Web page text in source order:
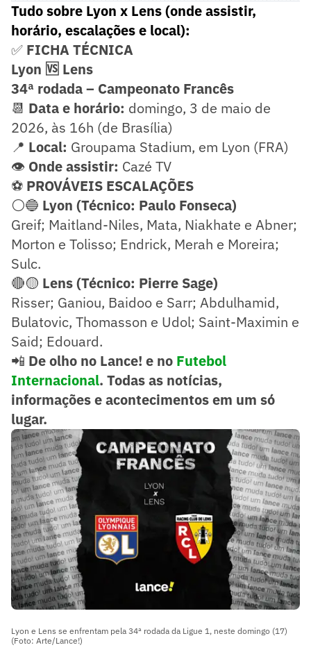
Tudo sobre Lyon x Lens (onde assistir,
horário, escalações e local):
✅ FICHA TÉCNICA
Lyon 🆚 Lens
34ª rodada – Campeonato Francês
📆 Data e horário: domingo, 3 de maio de
2026, às 16h (de Brasília)
📍 Local: Groupama Stadium, em Lyon (FRA)
👁️ Onde assistir: Cazé TV
⚽ PROVÁVEIS ESCALAÇÕES
⚪🔵 Lyon (Técnico: Paulo Fonseca)
Greif; Maitland-Niles, Mata, Niakhate e Abner;
Morton e Tolisso; Endrick, Merah e Moreira;
Sulc.
🔴🟡 Lens (Técnico: Pierre Sage)
Risser; Ganiou, Baidoo e Sarr; Abdulhamid,
Bulatovic, Thomasson e Udol; Saint-Maximin e
Said; Edouard.
📲 De olho no Lance! e no Futebol
Internacional. Todas as notícias,
informações e acontecimentos em um só
lugar.
Lyon e Lens se enfrentam pela 34ª rodada da Ligue 1, neste domingo (17)
(Foto: Arte/Lance!)